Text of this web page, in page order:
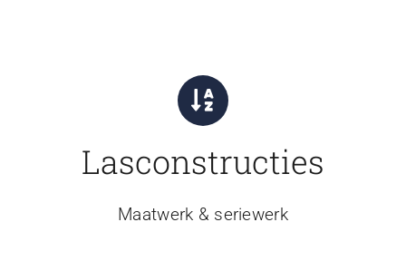
Lasconstructies
Maatwerk & seriewerk